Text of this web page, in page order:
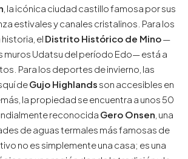
, la icónica ciudad castillo famosa por sus
estivales y canales cristalinos. Para los
el Distrito Histórico de Mino—
muros Udatsu del período Edo— está a
Para los deportes de invierno, las
deGujo Highlands son accesibles en
la propiedad se encuentra a unos 50
reconocida Gero Onsen , una
de aguas termales más famosas de
no es simplemente una casa; es una